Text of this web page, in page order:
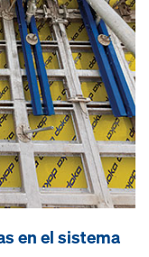
en el sistema